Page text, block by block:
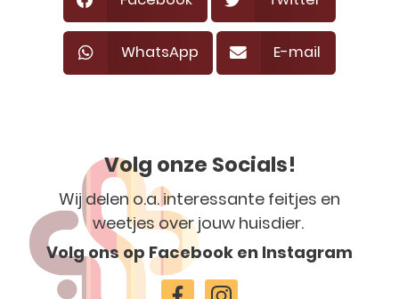
WhatsApp E-mail
Volg onze Socials!
Wij delen o.a. interessante feitjes en
weetjes over jouw huisdier.
Volg ons op Facebook en Instagram